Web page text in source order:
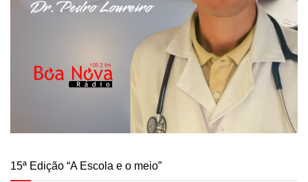
15ª Edição “A Escola e o meio”